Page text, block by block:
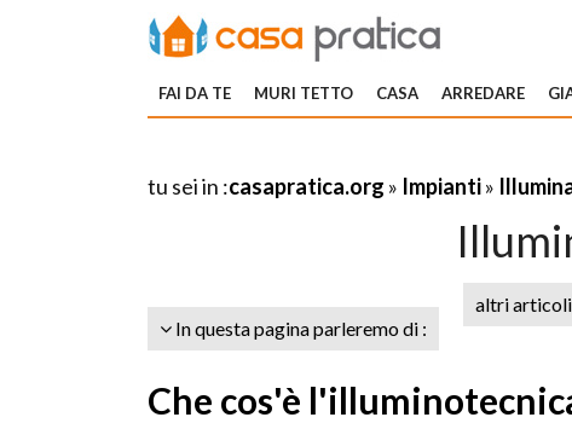
FAI DA TE MURI TETTO CASA ARREDARE
tu sei in :casapratica.org » Impianti»
In questa pagina parleremo di :
altri
Che cos'è